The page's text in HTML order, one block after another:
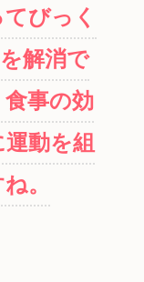
びっく
解消で
事の効
動を組
。